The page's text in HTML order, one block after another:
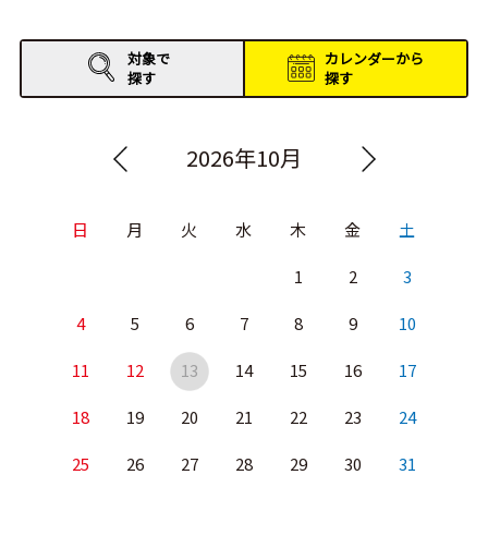
対象で
探す
カレンダーから
探す
2026年10月
日 月 火 水 木 金 土
1 2 3
4 5 6 7 8 9 10
11 12 13 14 15 16 17
18 19 20 21 22 23 24
25 26 27 28 29 30 31